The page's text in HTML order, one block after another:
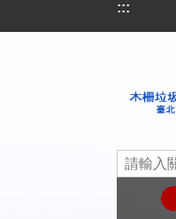
跳到主要內容區塊
:::